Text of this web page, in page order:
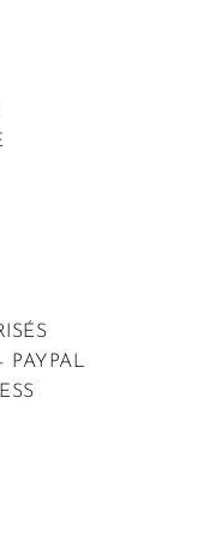
PAYPAL